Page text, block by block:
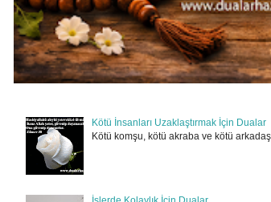
Kötü İnsanları Uzaklaştırmak İçin Dualar
Kötü komşu, kötü akraba ve kötü